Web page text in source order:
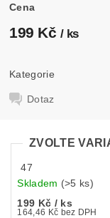
Cena
199 Kč / ks
Kategorie
Dotaz
ZVOLTE
47
Skladem (>5 ks)
199 Kč / ks
164,46 Kč bez DPH